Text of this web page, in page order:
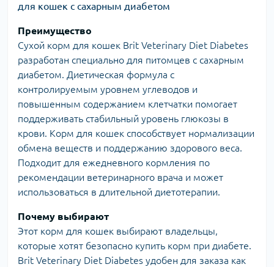
для кошек с сахарным диабетом
Преимущество
Сухой корм для кошек Brit Veterinary Diet Diabetes
разработан специально для питомцев с сахарным
диабетом. Диетическая формула с
контролируемым уровнем углеводов и
повышенным содержанием клетчатки помогает
поддерживать стабильный уровень глюкозы в
крови. Корм для кошек способствует нормализации
обмена веществ и поддержанию здорового веса.
Подходит для ежедневного кормления по
рекомендации ветеринарного врача и может
использоваться в длительной диетотерапии.
Почему выбирают
Этот корм для кошек выбирают владельцы,
которые хотят безопасно купить корм при диабете.
Brit Veterinary Diet Diabetes удобен для заказа как